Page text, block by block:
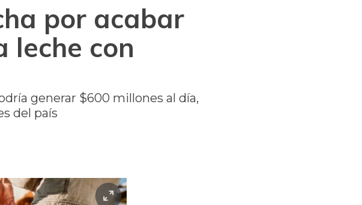
por acabar
leche con
generar $600 millones al día,
del país